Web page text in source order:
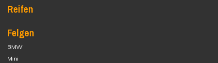
Reifen
Felgen
BMW
Mini